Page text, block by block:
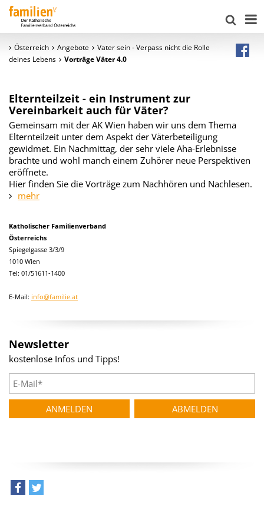
Österreich Angebote
Vater sein - Verpass nicht die Rolle
deines Lebens
Vorträge Väter 4.0
Elternteilzeit - ein Instrument zur
Vereinbarkeit auch für Väter?
Gemeinsam mit der AK Wien haben wir uns dem Thema
Elternteilzeit unter dem Aspekt der Väterbeteiligung
gewidmet. Ein Nachmittag, der sehr viele Aha-Erlebnisse
brachte und wohl manch einem Zuhörer neue Perspektiven
eröffnete.
Hier finden Sie die Vorträge zum Nachhören und Nachlesen.
mehr
Katholischer Familienverband
Österreichs
Spiegelgasse 3/3/9
1010 Wien
Tel: 01/51611-1400
E-Mail: info@familie.at
Newsletter
kostenlose Infos und Tipps!